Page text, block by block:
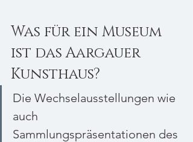
Was für ein Museum
ist das Aargauer
Kunsthaus?
Die Wechselausstellungen wie
auch
Sammlungspräsentationen des